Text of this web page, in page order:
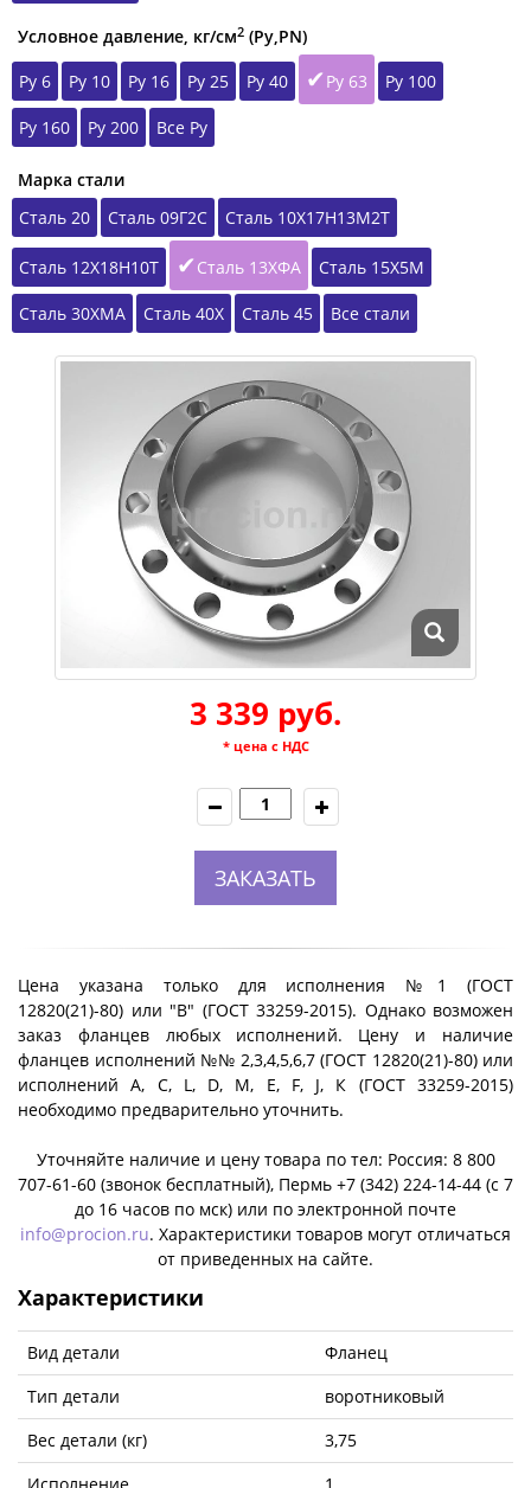
Условное давление, кг/см2 (Ру,РN)
Ру 6
Ру 10 Ру 16 Ру 25 Ру 40 Ру 63 Ру 100
Ру 160 Ру 200 Все Ру
Марка стали
Сталь 20
Сталь 09Г2С Сталь 10Х17Н13М2Т
Сталь 12Х18Н10Т Сталь 13ХФА Сталь 15Х5М
Сталь 30ХМА Сталь 40Х Сталь 45 Все стали
3 339 руб.
* цена с НДС
ЗАКАЗАТЬ
Цена указана только для исполнения №1 (ГОСТ
12820(21)-80) или "B" (ГОСТ 33259-2015). Однако возможен
заказ фланцев любых исполнений. Цену и наличие
фланцев исполнений №№ 2,3,4,5,6,7 (ГОСТ 12820(21)-80) или
исполнений A, C, L, D, M, E, F, J, К (ГОСТ 33259-2015)
необходимо предварительно уточнить.
Уточняйте наличие и цену товара по тел: Россия: 8 800
707-61-60 (звонок бесплатный), Пермь +7 (342) 224-14-44 (c 7
до 16 часов по мск) или по электронной почте
info@procion.ru. Характеристики товаров могут отличаться
от приведенных на сайте.
Характеристики
Вид детали
Фланец
Тип детали
воротниковый
Вес детали (кг)
3,75